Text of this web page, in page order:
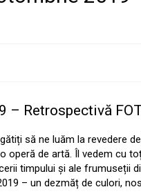
– Retrospectivă
să ne luăm la revedere
operă de artă. Îl vedem cu
timpului și ale frumuseții
– un dezmăț de culori,